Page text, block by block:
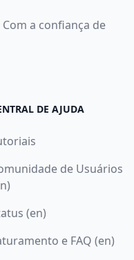
a confiança de
DE AJUDA
de Usuários
(en)
e FAQ (en)